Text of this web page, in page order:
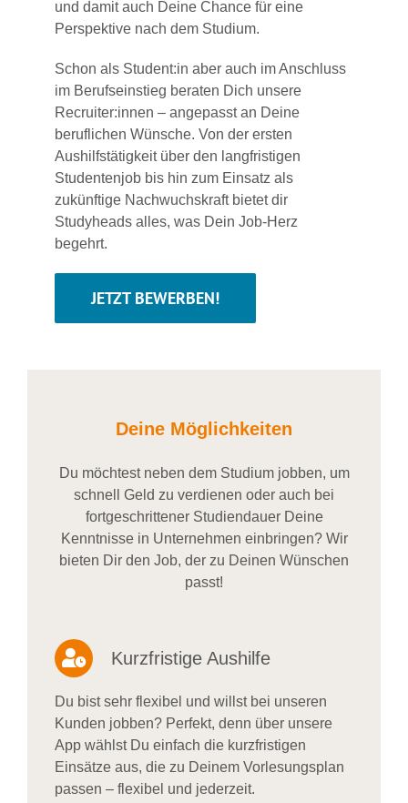
und damit auch Deine Chance für eine
Perspektive nach dem Studium.
Schon als Student:in aber auch im Anschluss
im Berufseinstieg beraten Dich unsere
Recruiter:innen – angepasst an Deine
beruflichen Wünsche. Von der ersten
Aushilfstätigkeit über den langfristigen
Studentenjob bis hin zum Einsatz als
zukünftige Nachwuchskraft bietet dir
Studyheads alles, was Dein Job-Herz
begehrt.
JETZT BEWERBEN!
Deine Möglichkeiten
Du möchtest neben dem Studium jobben, um
schnell Geld zu verdienen oder auch bei
fortgeschrittener Studiendauer Deine
Kenntnisse in Unternehmen einbringen? Wir
bieten Dir den Job, der zu Deinen Wünschen
passt!
Kurzfristige Aushilfe
Du bist sehr flexibel und willst bei unseren
Kunden jobben? Perfekt, denn über unsere
App wählst Du einfach die kurzfristigen
Einsätze aus, die zu Deinem Vorlesungsplan
passen – flexibel und jederzeit.